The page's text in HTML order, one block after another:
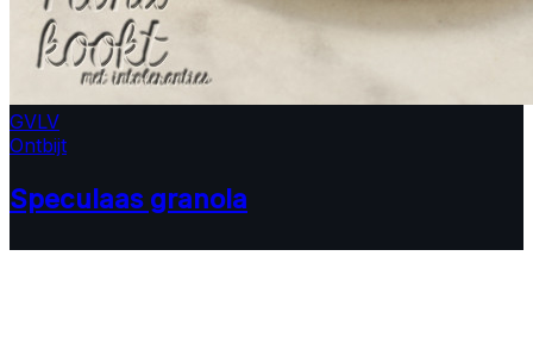
GVLV
Ontbijt
Speculaas granola